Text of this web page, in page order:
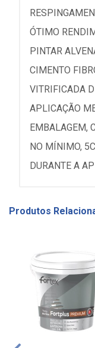
ÓTIMO
PINTAR
CIMENTO
VITRIFICADA
APLICAÇÃO
EMBALAGEM,
NO MÍNIMO,
DURANTE A
Produtos